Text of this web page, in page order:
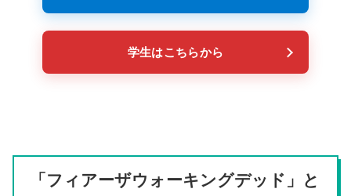
学生はこちらから
「フィアーザウォーキングデッド」と